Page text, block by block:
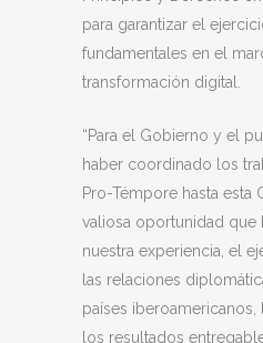
para garantizar el
fundamentales en el
transformación digital.
“Para el Gobierno y el
haber coordinado los
Pro-Témpore hasta esta
valiosa oportunidad que
nuestra experiencia, el
las relaciones
países iberoamericanos,
los resultados